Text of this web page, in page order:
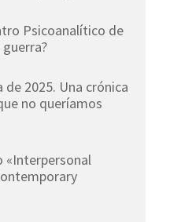
Psicoanalítico de
2025. Una crónica
no queríamos
«Interpersonal